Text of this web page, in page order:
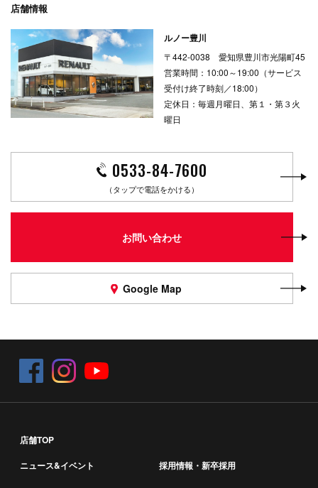
店舗情報
ルノー豊川
〒442-0038 愛知県豊川市光陽町45
営業時間：10:00～19:00（サービス
受付け終了時刻／18:00）
定休日：毎週月曜日、第１・第３火
曜日
0533-84-7600
（タップで電話をかける）
お問い合わせ
Google Map
店舗TOP
ニュース&イベント
採用情報・新卒採用